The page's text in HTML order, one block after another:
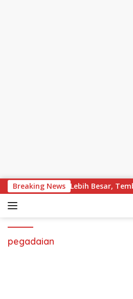
Breaking News
Bawa Layar Lebih Besar,
pegadaian